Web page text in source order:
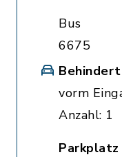
Bus
6675
vorm
Anzahl: 1
Parkplatz